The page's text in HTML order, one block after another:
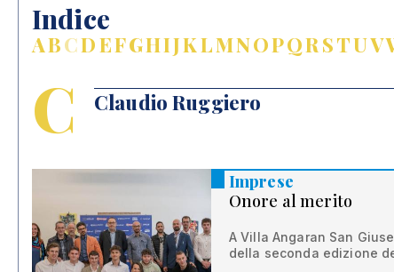
Indice
ABCDEFGHIJKLMNOPQRSTUV
C Claudio Ruggiero
Imprese
Onore al merito
A Villa Angaran San
della seconda edizione